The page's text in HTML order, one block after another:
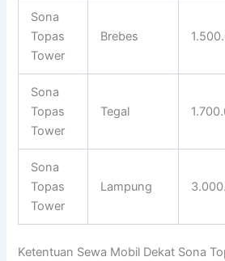
Sona
Topas
Tower
Brebes
Sona
Topas
Tower
Tegal
Sona
Topas
Tower
Lampung
Ketentuan Sewa Mobil Dekat Sona